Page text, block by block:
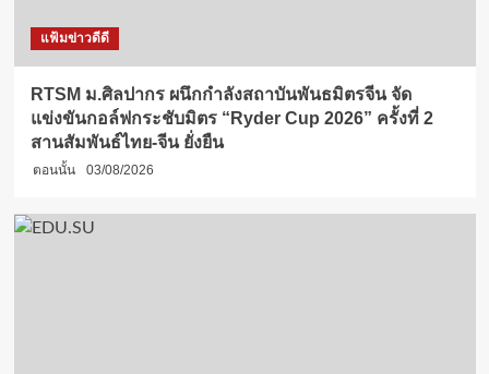
แฟ้มข่าวดีดี
RTSM ม.ศิลปากร ผนึกกำลังสถาบันพันธมิตรจีน จัด
แข่งขันกอล์ฟกระชับมิตร “Ryder Cup 2026” ครั้งที่ 2
สานสัมพันธ์ไทย-จีน ยั่งยืน
ตอนนั้น 03/08/2026